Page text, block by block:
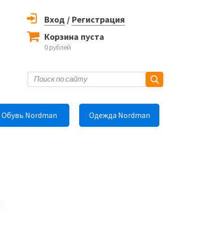
Вход / Регистрация
Корзина пуста
0 рублей
Обувь Nordman Одежда Nordman